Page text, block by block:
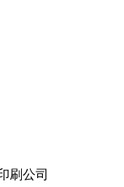
刷公司